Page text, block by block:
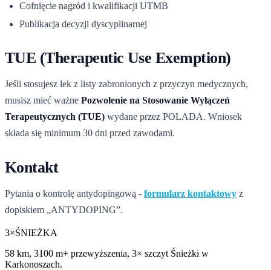
Cofnięcie nagród i kwalifikacji UTMB
Publikacja decyzji dyscyplinarnej
TUE (Therapeutic Use Exemption)
Jeśli stosujesz lek z listy zabronionych z przyczyn medycznych,
musisz mieć ważne Pozwolenie na Stosowanie Wyłączeń
Terapeutycznych (TUE) wydane przez POLADA. Wniosek
składa się minimum 30 dni przed zawodami.
Kontakt
Pytania o kontrolę antydopingową - formularz kontaktowy z
dopiskiem „ANTYDOPING”.
3×ŚNIEŻKA
58 km, 3100 m+ przewyższenia, 3× szczyt Śnieżki w
Karkonoszach.